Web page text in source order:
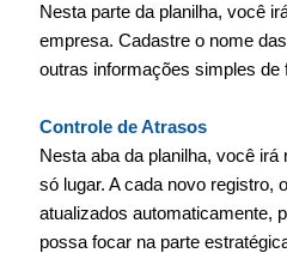
Nesta parte da planilha, você
empresa. Cadastre o nome
outras informações simples de
Controle de Atrasos
Nesta aba da planilha, você
só lugar. A cada novo registro,
atualizados automaticamente,
possa focar na parte